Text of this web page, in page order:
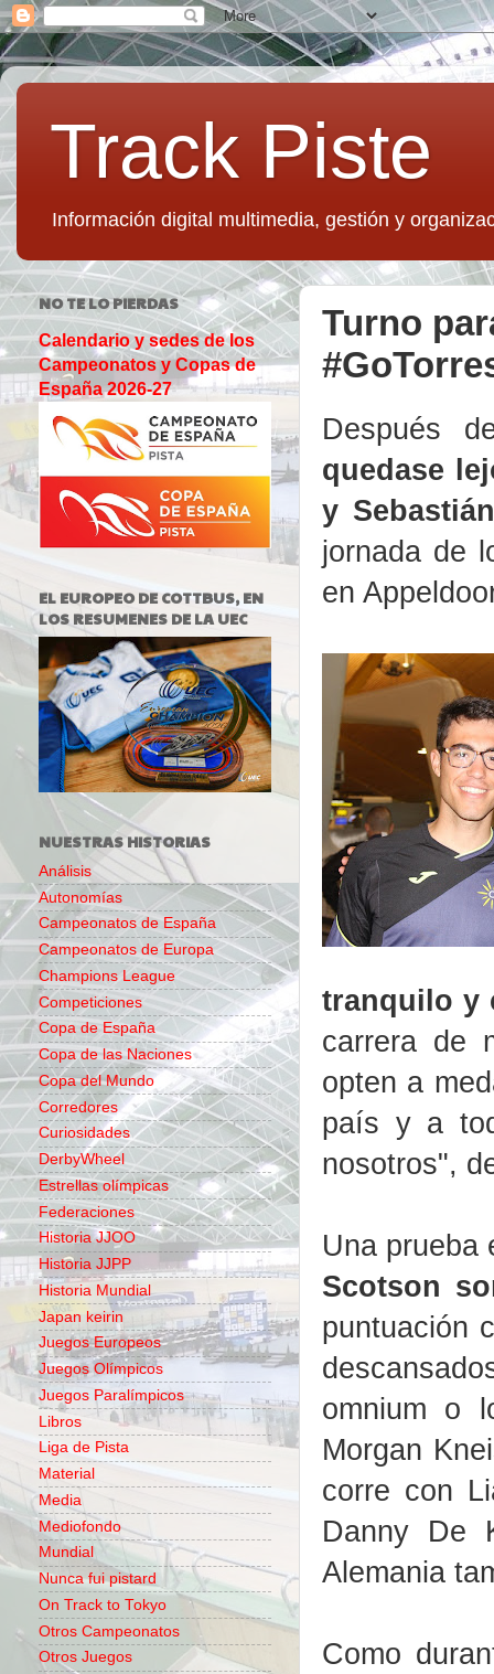
Track Piste
Información digital multimedia, gestión y
Turno
Después
quedase
y
jornada de
en
tranquilo y
carrera de
opten a
país y a
nosotros",
Una prueba
Scotson
puntuación
omnium o
Morgan
corre con
Danny De
Alemania
Como
NO TE LO PIERDAS
Calendario y sedes de los
Campeonatos y Copas de
España 2026-27
EL EUROPEO DE COTTBUS, EN
LOS RESUMENES DE LA UEC
NUESTRAS HISTORIAS
Análisis
Autonomías
Campeonatos de España
Campeonatos de Europa
Champions League
Competiciones
Copa de España
Copa de las Naciones
Copa del Mundo
Corredores
Curiosidades
DerbyWheel
Estrellas olímpicas
Federaciones
Historia JJOO
Historia JJPP
Historia Mundial
Japan keirin
Juegos Europeos
Juegos Olímpicos
Juegos Paralímpicos
Libros
Liga de Pista
Material
Media
Mediofondo
Mundial
Nunca fui pistard
On Track to Tokyo
Otros Campeonatos
Otros Juegos